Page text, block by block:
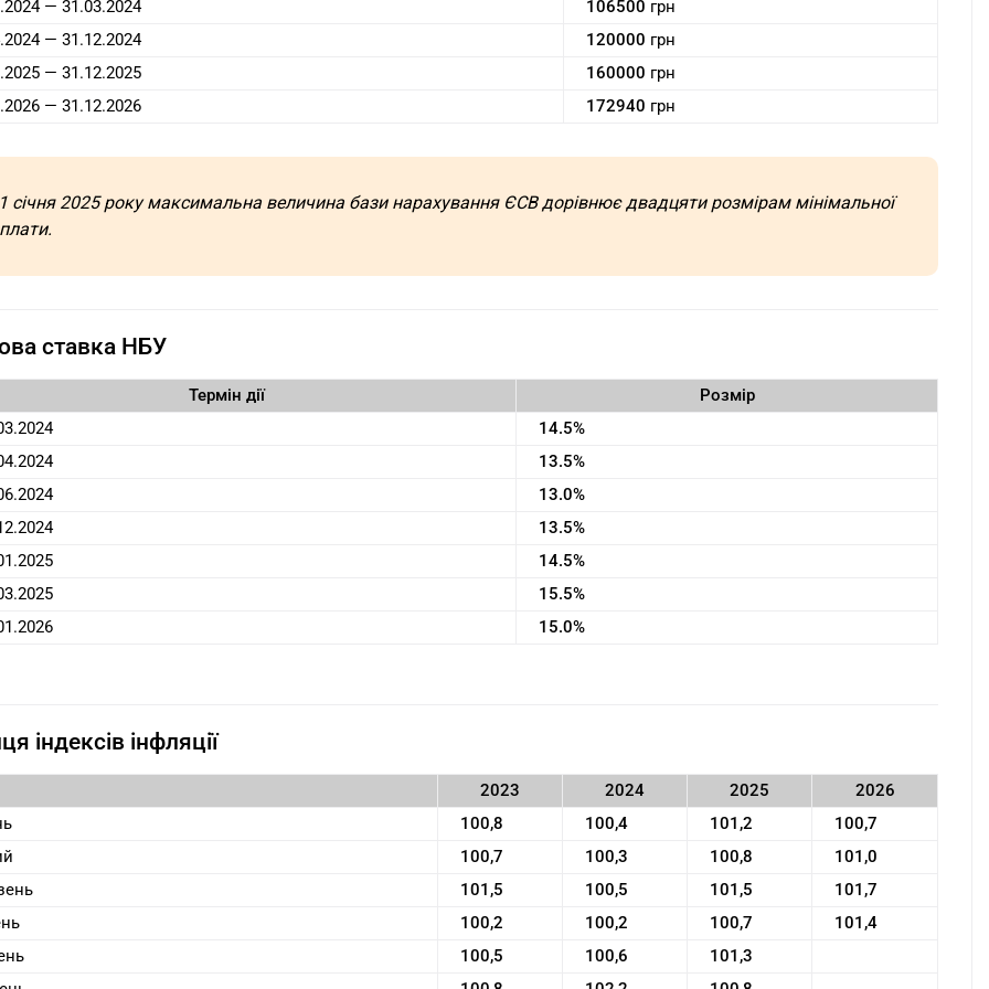
— 31.03.2024
106500 грн
— 31.12.2024
120000 грн
— 31.12.2025
160000 грн
— 31.12.2026
172940 грн
січня 2025 року максимальна величина бази нарахування ЄСВ дорівнює двадцяти розмірам мінімальної
ставка НБУ
Термін дії
Розмір
14.5%
13.5%
13.0%
13.5%
14.5%
15.5%
15.0%
індексів інфляції
2023 2024 2025
2026
100,8 100,4 101,2
100,7
100,7 100,3 100,8
101,0
101,5 100,5 101,5
101,7
100,2 100,2 100,7
101,4
100,5 100,6
101,3